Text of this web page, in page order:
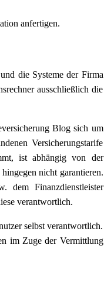
anfertigen.
die Systeme der Firma
ausschließlich die
Blog sich um
Versicherungstarife
ist abhängig von der
nicht garantieren.
dem Finanzdienstleister
verantwortlich.
selbst verantwortlich.
im Zuge der Vermittlung